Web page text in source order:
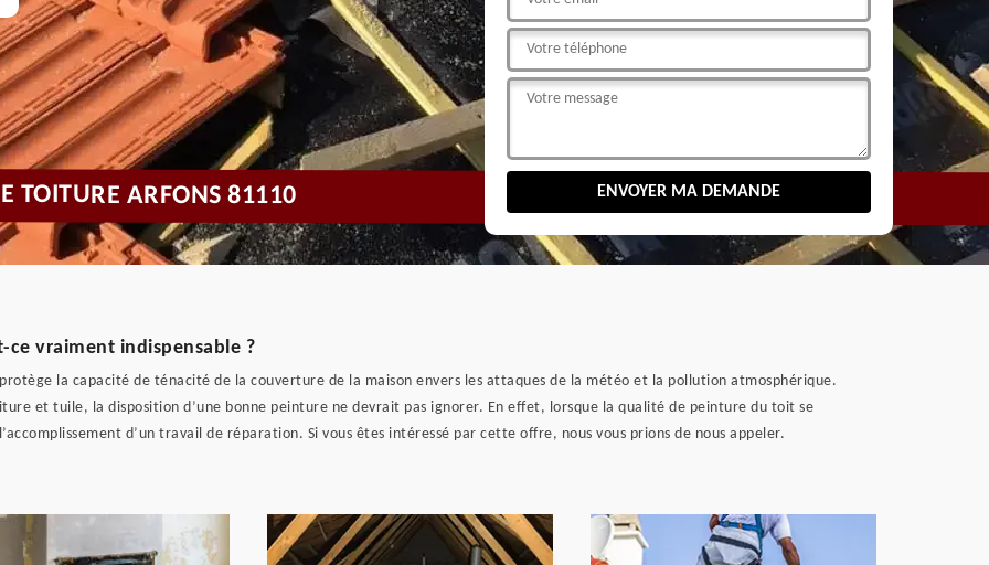
TOITURE ARFONS 81110
vraiment indispensable ?
la capacité de ténacité de la couverture de la maison envers les attaques de la météo et la pollution atmosphérique.
et tuile, la disposition d’une bonne peinture ne devrait pas ignorer. En effet, lorsque la qualité de peinture du toit se
d’un travail de réparation. Si vous êtes intéressé par cette offre, nous vous prions de nous appeler.